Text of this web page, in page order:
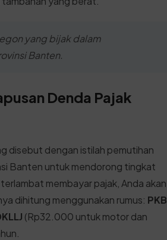
yang bijak dalam
Banten.
Denda Pajak
disebut dengan istilah pemutihan
Banten untuk mendorong tingkat
membayar pajak, Anda akan
dihitung menggunakan rumus: PKB
(Rp32.000 untuk motor dan